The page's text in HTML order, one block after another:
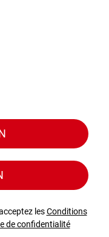
lesConditions
de confidentialité